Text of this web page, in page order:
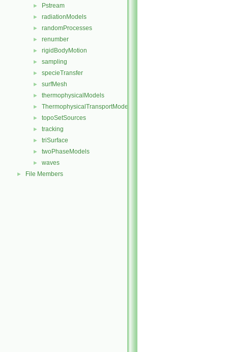
► Pstream
► radiationModels
► randomProcesses
► renumber
► rigidBodyMotion
► sampling
► specieTransfer
► surfMesh
► thermophysicalModels
► ThermophysicalTransportModels
► topoSetSources
► tracking
► triSurface
► twoPhaseModels
► waves
► File Members